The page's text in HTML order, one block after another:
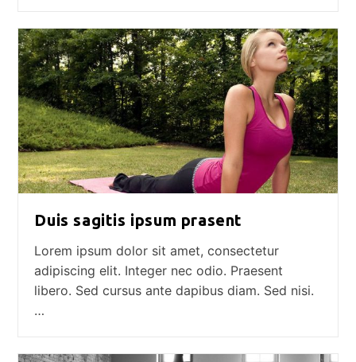
Duis sagitis ipsum prasent
Lorem ipsum dolor sit amet, consectetur
adipiscing elit. Integer nec odio. Praesent
libero. Sed cursus ante dapibus diam. Sed nisi.
…